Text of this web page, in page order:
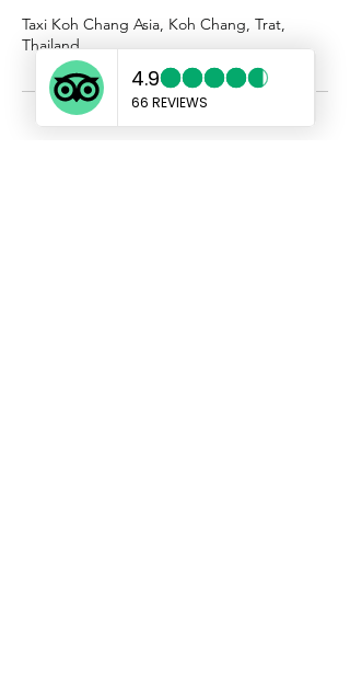
Taxi Koh Chang Asia, Koh Chang, Trat,
Thailand